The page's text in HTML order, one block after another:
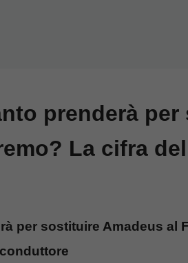
prenderà
La cifra
per sostituire Amadeus al